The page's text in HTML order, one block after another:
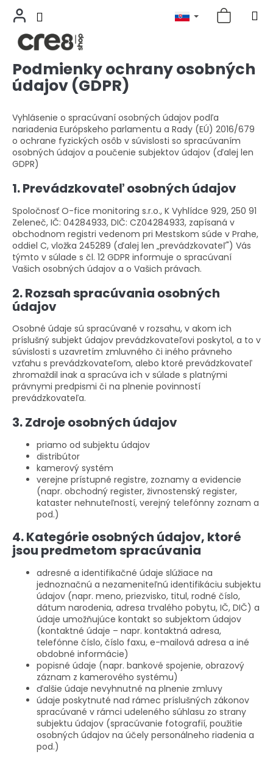
Prejsť
obsah
Podmienky ochrany osobných
údajov (GDPR)
Vyhlásenie o spracúvaní osobných údajov podľa
nariadenia Európskeho parlamentu a Rady (EÚ) 2016/679
o ochrane fyzických osôb v súvislosti so spracúvaním
osobných údajov a poučenie subjektov údajov (ďalej len
GDPR)
1. Prevádzkovateľ osobných údajov
Spoločnosť O-fice monitoring s.r.o., K Vyhlídce 929, 250 91
Zeleneč, IČ: 04284933, DIČ: CZ04284933, zapísaná v
obchodnom registri vedenom pri Mestskom súde v Prahe,
oddiel C, vložka 245289 (ďalej len „prevádzkovateľ") Vás
týmto v súlade s čl. 12 GDPR informuje o spracúvaní
Vašich osobných údajov a o Vašich právach.
2. Rozsah spracúvania osobných
údajov
Osobné údaje sú spracúvané v rozsahu, v akom ich
príslušný subjekt údajov prevádzkovateľovi poskytol, a to v
súvislosti s uzavretím zmluvného či iného právneho
vzťahu s prevádzkovateľom, alebo ktoré prevádzkovateľ
zhromaždil inak a spracúva ich v súlade s platnými
právnymi predpismi či na plnenie povinností
prevádzkovateľa.
3. Zdroje osobných údajov
priamo od subjektu údajov
distribútor
kamerový systém
verejne prístupné registre, zoznamy a evidencie
(napr. obchodný register, živnostenský register,
kataster nehnuteľností, verejný telefónny zoznam a
pod.)
4. Kategórie osobných údajov, ktoré
jsou predmetom spracúvania
adresné a identifikačné údaje slúžiace na
jednoznačnú a nezameniteľnú identifikáciu subjektu
údajov (napr. meno, priezvisko, titul, rodné číslo,
dátum narodenia, adresa trvalého pobytu, IČ, DIČ) a
údaje umožňujúce kontakt so subjektom údajov
(kontaktné údaje – napr. kontaktná adresa,
telefónne číslo, číslo faxu, e-mailová adresa a iné
obdobné informácie)
popisné údaje (napr. bankové spojenie, obrazový
záznam z kamerového systému)
ďalšie údaje nevyhnutné na plnenie zmluvy
údaje poskytnuté nad rámec príslušných zákonov
spracúvané v rámci udeleného súhlasu zo strany
subjektu údajov (spracúvanie fotografií, použitie
osobných údajov na účely personálneho riadenia a
pod.)